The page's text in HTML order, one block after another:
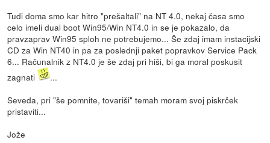
Tudi doma smo kar hitro "prešaltali" na NT 4.0, nekaj časa smo
celo imeli dual boot Win95/Win NT4.0 in se je pokazalo, da
pravzaprav Win95 sploh ne potrebujemo... Še zdaj imam instacijski
CD za Win NT40 in pa za poslednji paket popravkov Service Pack
6... Računalnik z NT4.0 je še zdaj pri hiši, bi ga moral poskusit
zagnati
...
Seveda, pri "še pomnite, tovariši" temah moram svoj piskrček
pristaviti...
Jože